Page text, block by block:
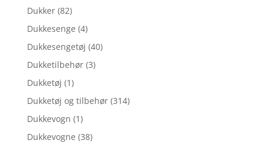
Dukker (82)
Dukkesenge (4)
Dukkesengetøj (40)
Dukketilbehør (3)
Dukketøj (1)
Dukketøj og tilbehør (314)
Dukkevogn (1)
Dukkevogne (38)